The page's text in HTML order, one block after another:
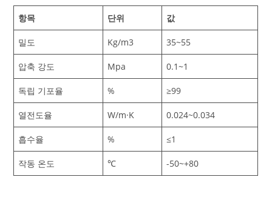
항목 단위 값
밀도 Kg/m3 35~55
압축 강도 Mpa 0.1~1
독립 기포율 % ≥99
열전도율 W/m·K 0.024~0.034
흡수율 % ≤1
작동 온도 ℃ -50~+80